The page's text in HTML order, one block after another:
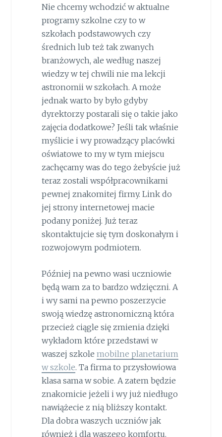
Nie chcemy wchodzić w aktualne
programy szkolne czy to w
szkołach podstawowych czy
średnich lub też tak zwanych
branżowych, ale według naszej
wiedzy w tej chwili nie ma lekcji
astronomii w szkołach. A może
jednak warto by było gdyby
dyrektorzy postarali się o takie jako
zajęcia dodatkowe? Jeśli tak właśnie
myślicie i wy prowadzący placówki
oświatowe to my w tym miejscu
zachęcamy was do tego żebyście już
teraz zostali współpracownikami
pewnej znakomitej firmy. Link do
jej strony internetowej macie
podany poniżej. Już teraz
skontaktujcie się tym doskonałym i
rozwojowym podmiotem.
Później na pewno wasi uczniowie
będą wam za to bardzo wdzięczni. A
i wy sami na pewno poszerzycie
swoją wiedzę astronomiczną która
przecież ciągle się zmienia dzięki
wykładom które przedstawi w
waszej szkole mobilne planetarium
w szkole. Ta firma to przysłowiowa
klasa sama w sobie. A zatem będzie
znakomicie jeżeli i wy już niedługo
nawiążecie z nią bliższy kontakt.
Dla dobra waszych uczniów jak
również i dla waszego komfortu.